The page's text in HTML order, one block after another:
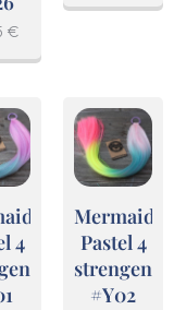
€
4
Mermaid
Pastel 4
strengen
#Y02